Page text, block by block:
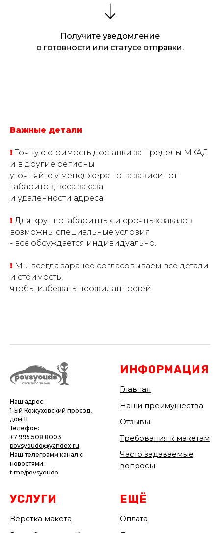
Получите уведомление
о готовности или статусе отправки.
Важные детали
! Точную стоимость доставки за пределы МКАД
и в другие регионы
уточняйте у менеджера - она зависит от
габаритов, веса заказа
и удалённости адреса.
! Для крупногабаритных и срочных заказов
возможны специальные условия
- всё обсуждается индивидуально.
! Мы всегда заранее согласовываем все детали
и стоимость,
чтобы избежать неожиданностей.
Наш адрес:
1-ый Кожуховский проезд,
дом 11
Телефон:
+7 995 508 8003
povsyoudo@yandex.ru
Наш телеграмм канал с
новостями:
t.me/povsyoudo
ИНФОРМАЦИЯ
Главная
Наши преимущества
Отзывы
Требования к макетам
Часто задаваемые
вопросы
УСЛУГИ
Вёрстка макета
ЕЩЁ
Оплата